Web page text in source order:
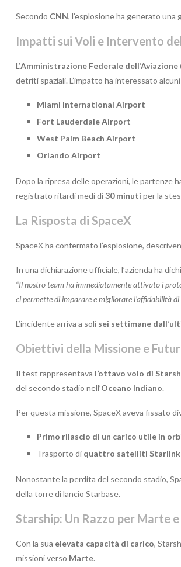
Secondo CNN, l’esplosione ha generato
Impatti sui Voli e Intervento
L’Amministrazione Federale dell’Aviazione
detriti spaziali. L’impatto ha interessato
Miami International Airport
Fort Lauderdale Airport
West Palm Beach Airport
Orlando Airport
Dopo la ripresa delle operazioni, le partenze
registrato ritardi medi di30 minuti per la
La Risposta di SpaceX
SpaceX ha confermato l’esplosione,
In una dichiarazione ufficiale, l’azienda ha
“Il nostro team ha immediatamente attivato i
ci permette di imparare e migliorare l’affidabilità di
L’incidente arriva a soli sei settimane
Obiettivi della Missione e
Il test rappresentava l’ottavo volo di
del secondo stadio nell’Oceano Indiano.
Per questa missione, SpaceX aveva fissato
Primo rilascio di un carico utile in
Trasporto di quattro satelliti Starlink
Nonostante la perdita del secondo stadio,
della torre di lancio Starbase.
Starship: Un Razzo per Marte
Con la sua elevata capacità di carico,
missioni verso Marte.